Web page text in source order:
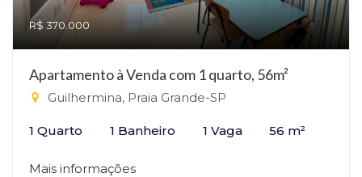
R$ 370.000
Apartamento à Venda com 1 quarto, 56m²
Guilhermina, Praia Grande-SP
1 Quarto 1 Banheiro 1 Vaga 56 m²
Mais informações